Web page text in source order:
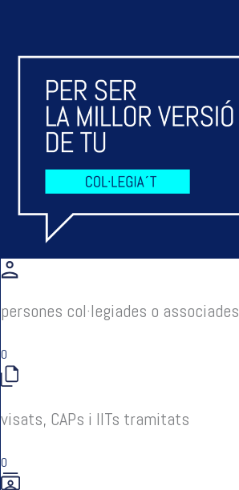
persones col·legiades o associades
0
visats, CAPs i IITs tramitats
0